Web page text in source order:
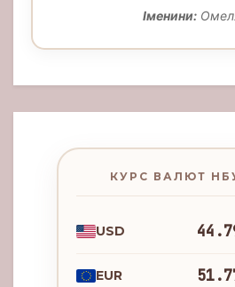
Іменини:
КУРС ВАЛЮТ
USD
EUR